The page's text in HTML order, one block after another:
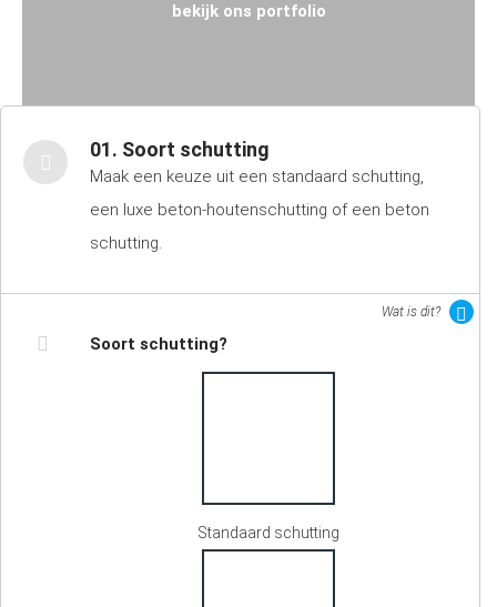
bekijk ons portfolio
01. Soort schutting
Maak een keuze uit een standaard schutting,
een luxe beton-houtenschutting of een beton
schutting.
Wat is dit?
Soort schutting?
Standaard schutting